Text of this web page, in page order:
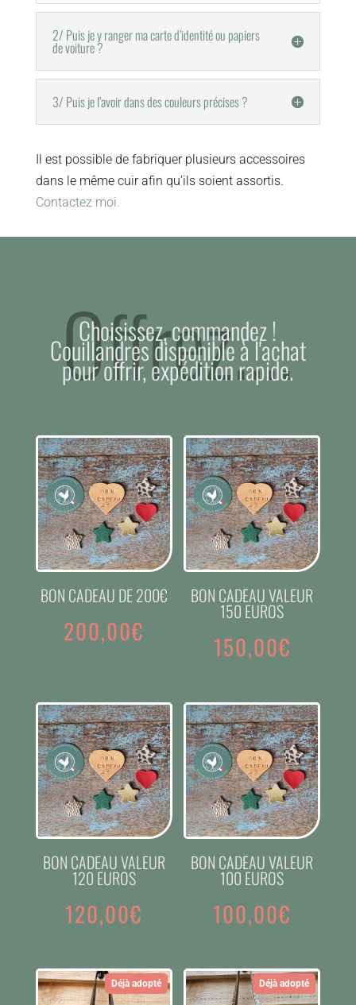
2/ Puis je y ranger ma carte d’identité ou papiers
de voiture ?
3/ Puis je l’avoir dans des couleurs précises ?
Il est possible de fabriquer plusieurs accessoires
dans le même cuir afin qu’ils soient assortis.
Contactez moi.
Offrez....
Choisissez, commandez !
Couillandres disponible à l'achat
pour offrir, expédition rapide.
BON CADEAU DE 200€
200,00€
BON CADEAU VALEUR
150 EUROS
150,00€
BON CADEAU VALEUR
120 EUROS
120,00€
BON CADEAU VALEUR
100 EUROS
100,00€
Déjà adopté Déjà adopté